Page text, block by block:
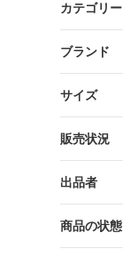
カテゴリー
ブランド
サイズ
販売状況
出品者
商品の状態